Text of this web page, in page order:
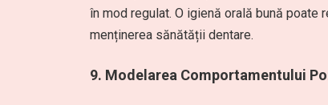
în mod regulat. O igienă orală bună
menținerea sănătății dentare.
9. Modelarea Comportamentului